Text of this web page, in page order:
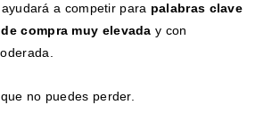
a competir para palabras clave
compra muy elevada y con
no puedes perder.